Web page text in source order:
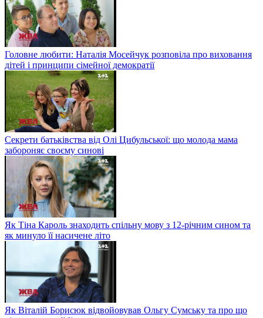
Головне любити: Наталія Мосейчук розповіла про виховання
дітей і принципи сімейної демократії
Секрети батьківства від Олі Цибульської: що молода мама
забороняє своєму синові
Як Тіна Кароль знаходить спільну мову з 12-річним сином та
як минуло її насичене літо
Як Віталій Борисюк відвойовував Ольгу Сумську та про що